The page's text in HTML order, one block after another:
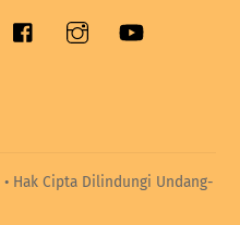
Facebook
• Hak Cipta Dilindungi Undang-